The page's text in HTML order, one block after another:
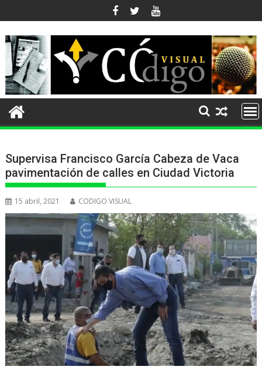
al
contenido
Supervisa Francisco García Cabeza de Vaca
pavimentación de calles en Ciudad Victoria
15 abril, 2021 CODIGO VISUAL